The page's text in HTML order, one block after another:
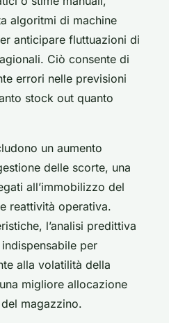
algoritmi di machine
anticipare fluttuazioni di
Ciò consente di
errori nelle previsioni
stock out quanto
un aumento
delle scorte, una
all’immobilizzo del
reattività operativa.
l’analisi predittiva
per
alla volatilità della
migliore allocazione
magazzino.